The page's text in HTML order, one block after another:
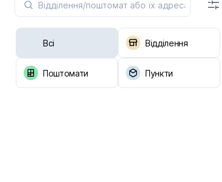
Всі Відділення
Поштомати Пункти